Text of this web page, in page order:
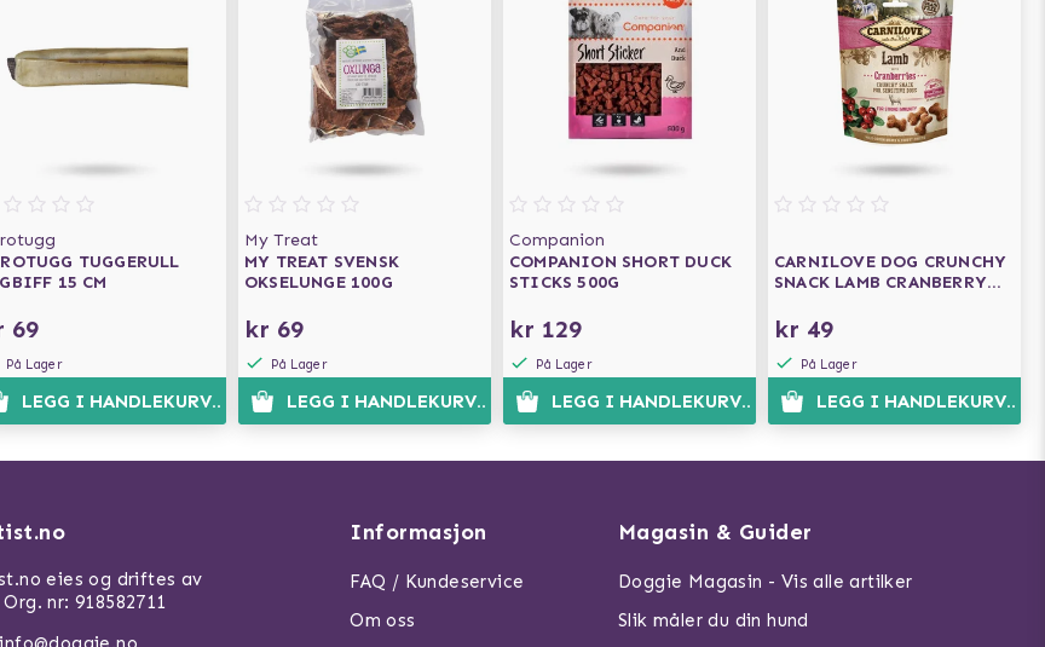
TUGGERULL
15 CM
69
På Lager
LEGG I HANDLEKURVEN
My Treat
MY TREAT SVENSK
OKSELUNGE 100G
kr 69
På Lager
LEGG I HANDLEKURVEN
Companion
COMPANION SHORT DUCK
STICKS 500G
kr 129
På Lager
LEGG I HANDLEKURVEN
CARNILOVE DOG CRUNCHY
SNACK LAMB CRANBERRY
kr 49
På Lager
LEGG I HANDLEKURVEN
eies og driftes av
nr: 918582711
Informasjon
FAQ / Kundeservice
Om oss
Magasin & Guider
Doggie Magasin - Vis alle artilker
Slik måler du din hund